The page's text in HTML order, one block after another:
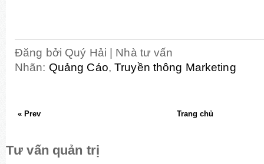
Đăng bởi Quý Hải | Nhà tư vấn
Nhãn: Quảng Cáo,Truyền thông Marketing
« Prev Trang chủ
Tư vấn quản trị